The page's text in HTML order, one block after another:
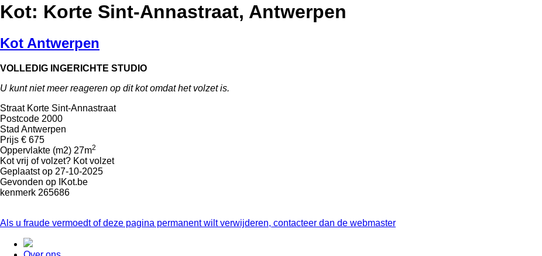
Kot: Korte Sint-Annastraat, Antwerpen
Kot Antwerpen
VOLLEDIG INGERICHTE STUDIO
U kunt niet meer reageren op dit kot omdat het volzet is.
StraatKorte Sint-Annastraat
Postcode 2000
Stad Antwerpen
Prijs € 675
Oppervlakte (m2) 27m2
Kot vrij of volzet? Kot volzet
Geplaatst op 27-10-2025
Gevonden op IKot.be
kenmerk 265686
Als u fraude vermoedt of deze pagina permanent wilt verwijderen, contacteer dan de webmaster